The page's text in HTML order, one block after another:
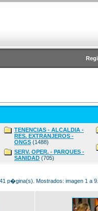
TENENCIAS - ALCALDIA -
RES. EXTRANJEROS -
ONGS (1488)
SERV. OPER. - PARQUES -
SANIDAD (705)
p�gina(s). Mostrados: imagen 1 a 9.